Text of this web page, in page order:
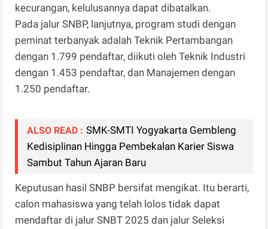
kecurangan, kelulusannya dapat dibatalkan.
Pada jalur SNBP, lanjutnya, program studi dengan
peminat terbanyak adalah Teknik Pertambangan
dengan 1.799 pendaftar, diikuti oleh Teknik Industri
dengan 1.453 pendaftar, dan Manajemen dengan
1.250 pendaftar.
ALSO READ : SMK-SMTI Yogyakarta Gembleng
Kedisiplinan Hingga Pembekalan Karier Siswa
Sambut Tahun Ajaran Baru
Keputusan hasil SNBP bersifat mengikat. Itu berarti,
calon mahasiswa yang telah lolos tidak dapat
mendaftar di jalur SNBT 2025 dan jalur Seleksi